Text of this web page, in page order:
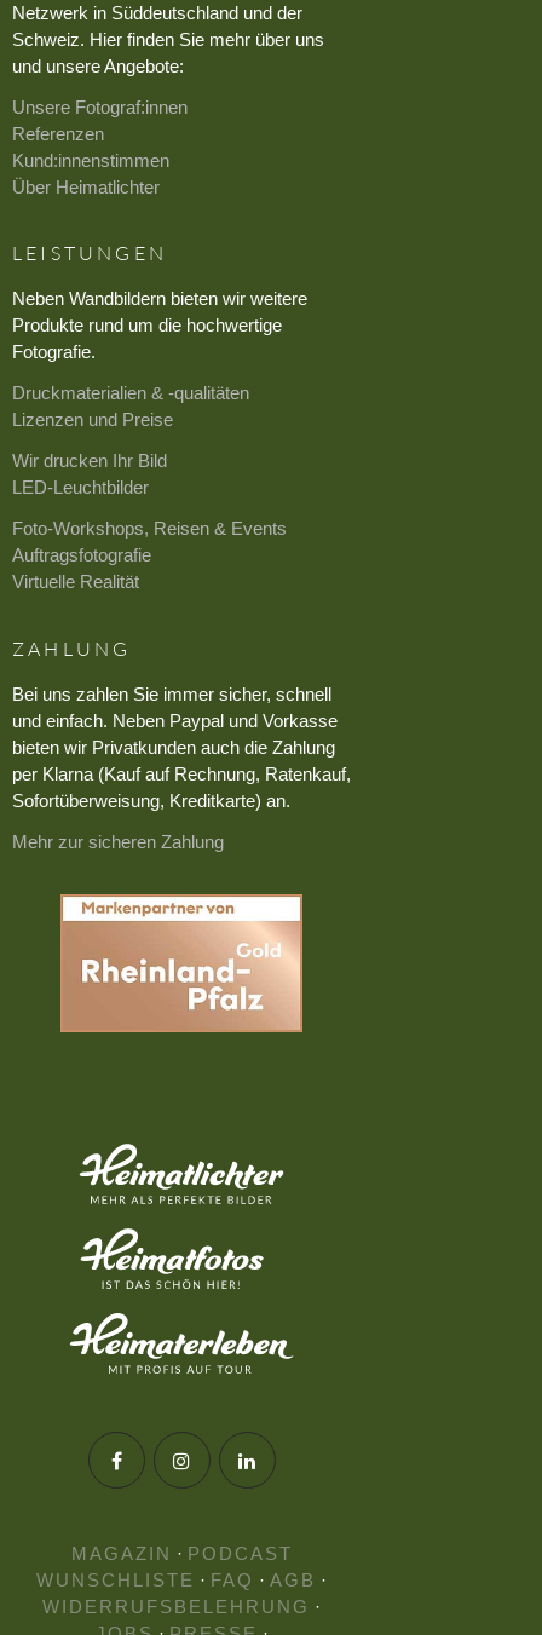
Netzwerk in Süddeutschland und der
Schweiz. Hier finden Sie mehr über uns
und unsere Angebote:
Unsere Fotograf:innen
Referenzen
Kund:innenstimmen
Über Heimatlichter
LEISTUNGEN
Neben Wandbildern bieten wir weitere
Produkte rund um die hochwertige
Fotografie.
Druckmaterialien & -qualitäten
Lizenzen und Preise
Wir drucken Ihr Bild
LED-Leuchtbilder
Foto-Workshops, Reisen & Events
Auftragsfotografie
Virtuelle Realität
ZAHLUNG
Bei uns zahlen Sie immer sicher, schnell
und einfach. Neben Paypal und Vorkasse
bieten wir Privatkunden auch die Zahlung
per Klarna (Kauf auf Rechnung, Ratenkauf,
Sofortüberweisung, Kreditkarte) an.
Mehr zur sicheren Zahlung
MAGAZIN · PODCAST
WUNSCHLISTE · FAQ · AGB ·
WIDERRUFSBELEHRUNG ·